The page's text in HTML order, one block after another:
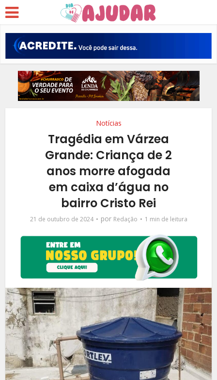
Notícias
Tragédia em Várzea
Grande: Criança de 2
anos morre afogada
em caixa d’água no
bairro Cristo Rei
21 de outubro de 2024 por Redação 1 min de leitura